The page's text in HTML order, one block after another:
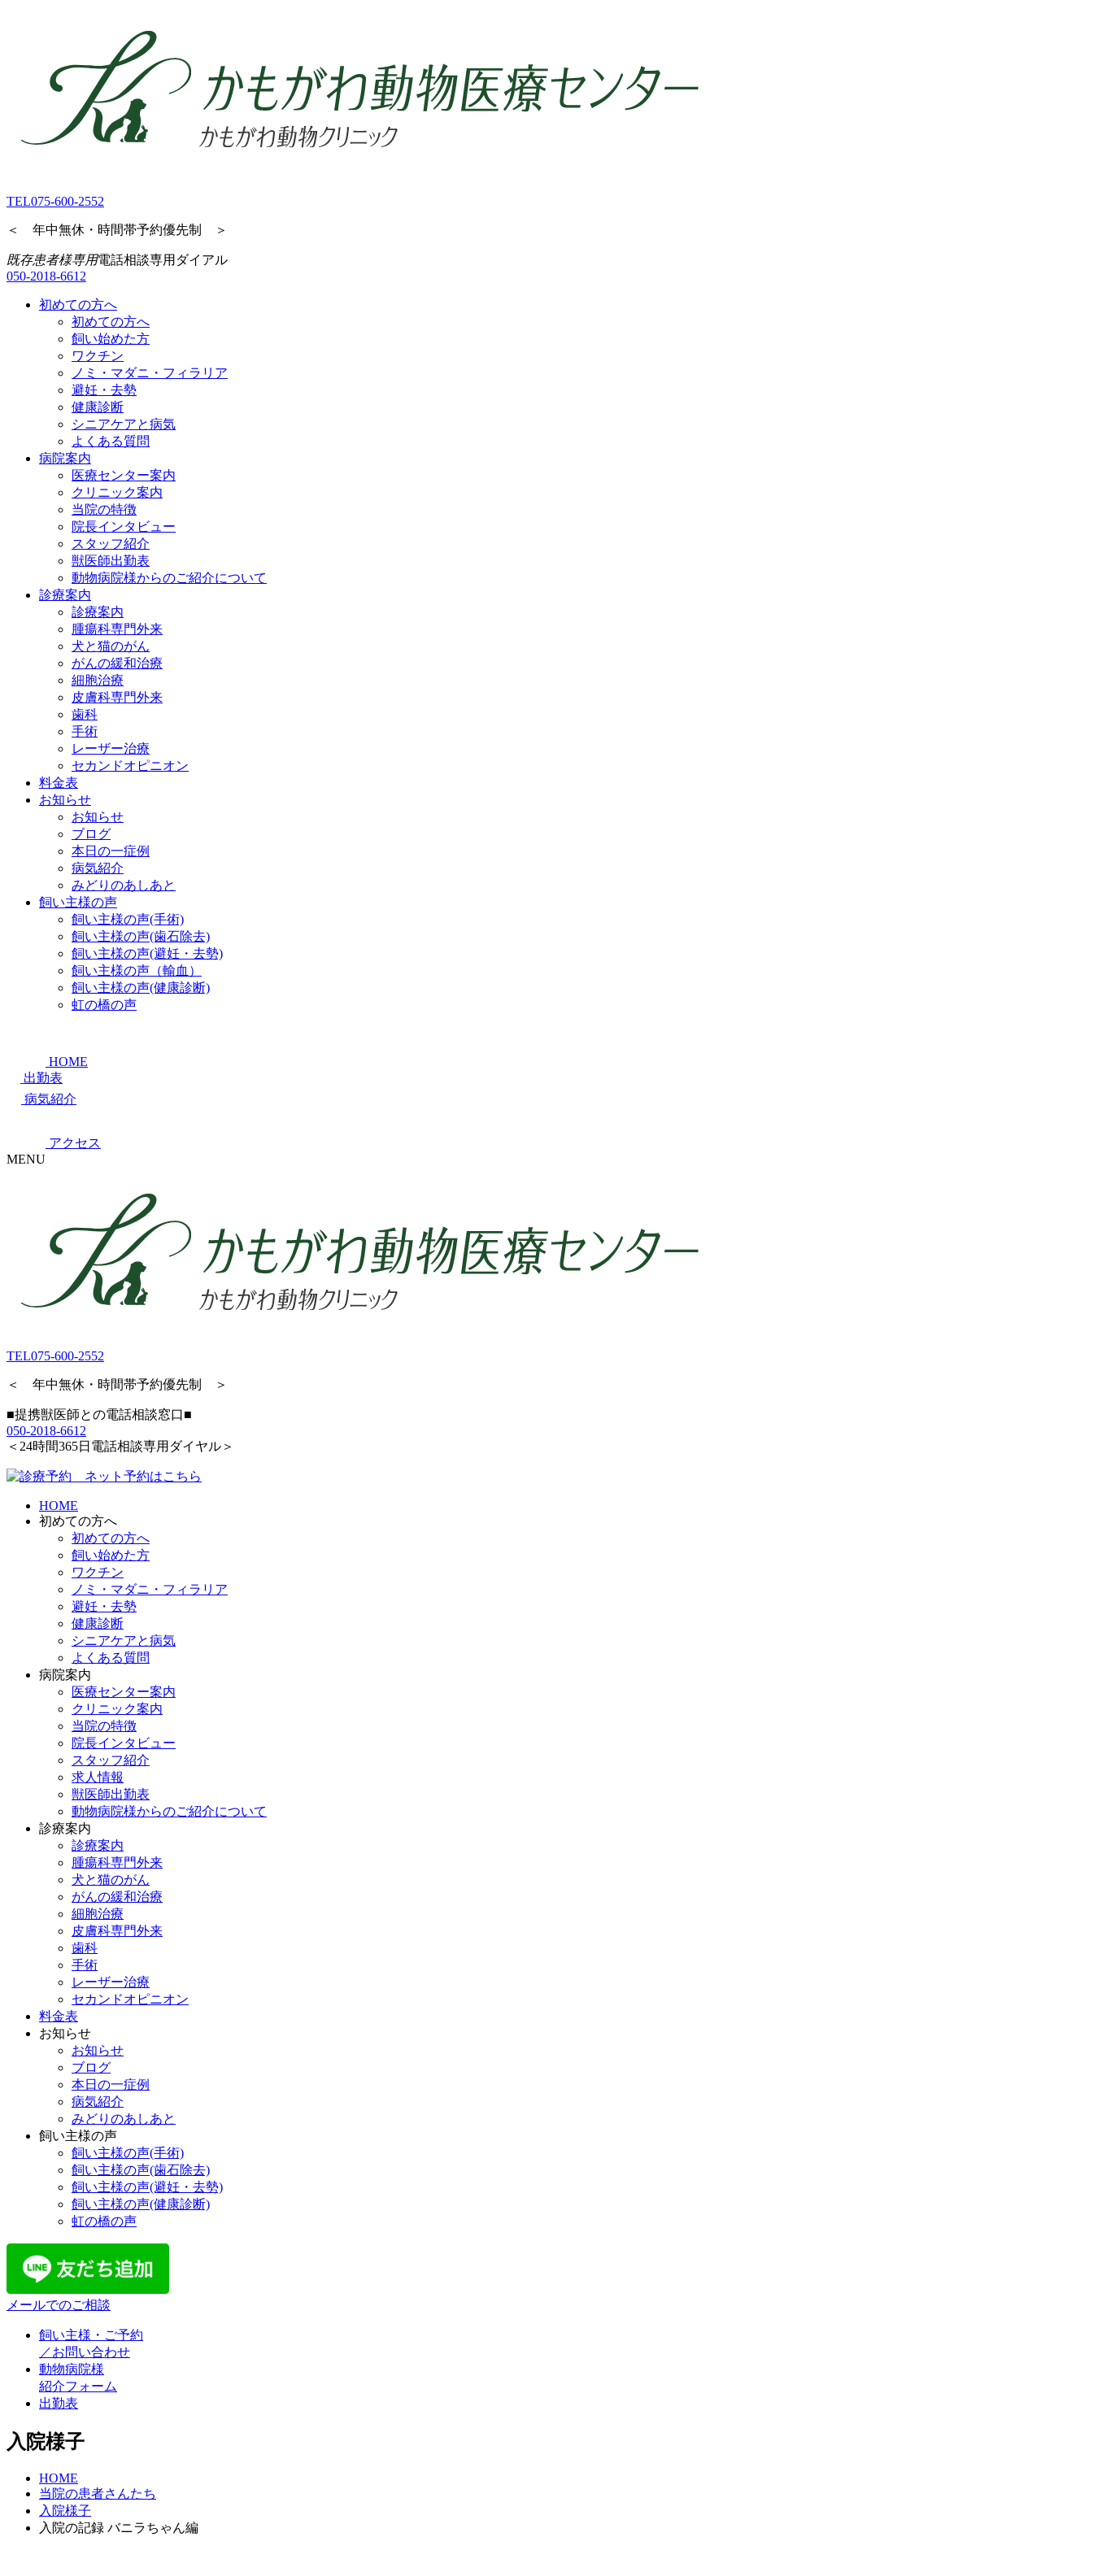
TEL075-600-2552
＜ 年中無休・時間帯予約優先制 ＞
既存患者様専用電話相談専用ダイアル
050-2018-6612
初めての方へ
初めての方へ
飼い始めた方
ワクチン
ノミ・マダニ・フィラリア
避妊・去勢
健康診断
シニアケアと病気
よくある質問
病院案内
医療センター案内
クリニック案内
当院の特徴
院長インタビュー
スタッフ紹介
獣医師出勤表
動物病院様からのご紹介について
診療案内
診療案内
腫瘍科専門外来
犬と猫のがん
がんの緩和治療
細胞治療
皮膚科専門外来
歯科
手術
レーザー治療
セカンドオピニオン
料金表
お知らせ
お知らせ
ブログ
本日の一症例
病気紹介
みどりのあしあと
飼い主様の声
飼い主様の声(手術)
飼い主様の声(歯石除去)
飼い主様の声(避妊・去勢)
飼い主様の声（輸血）
飼い主様の声(健康診断)
虹の橋の声
HOME
出勤表
病気紹介
アクセス
MENU
TEL075-600-2552
＜ 年中無休・時間帯予約優先制 ＞
■提携獣医師との電話相談窓口■
050-2018-6612
＜24時間365日電話相談専用ダイヤル＞
HOME
初めての方へ
初めての方へ
飼い始めた方
ワクチン
ノミ・マダニ・フィラリア
避妊・去勢
健康診断
シニアケアと病気
よくある質問
病院案内
医療センター案内
クリニック案内
当院の特徴
院長インタビュー
スタッフ紹介
求人情報
獣医師出勤表
動物病院様からのご紹介について
診療案内
診療案内
腫瘍科専門外来
犬と猫のがん
がんの緩和治療
細胞治療
皮膚科専門外来
歯科
手術
レーザー治療
セカンドオピニオン
料金表
お知らせ
お知らせ
ブログ
本日の一症例
病気紹介
みどりのあしあと
飼い主様の声
飼い主様の声(手術)
飼い主様の声(歯石除去)
飼い主様の声(避妊・去勢)
飼い主様の声(健康診断)
虹の橋の声
メールでのご相談
飼い主様・ご予約
／お問い合わせ
動物病院様
紹介フォーム
出勤表
入院様子
HOME
当院の患者さんたち
入院様子
入院の記録 バニラちゃん編